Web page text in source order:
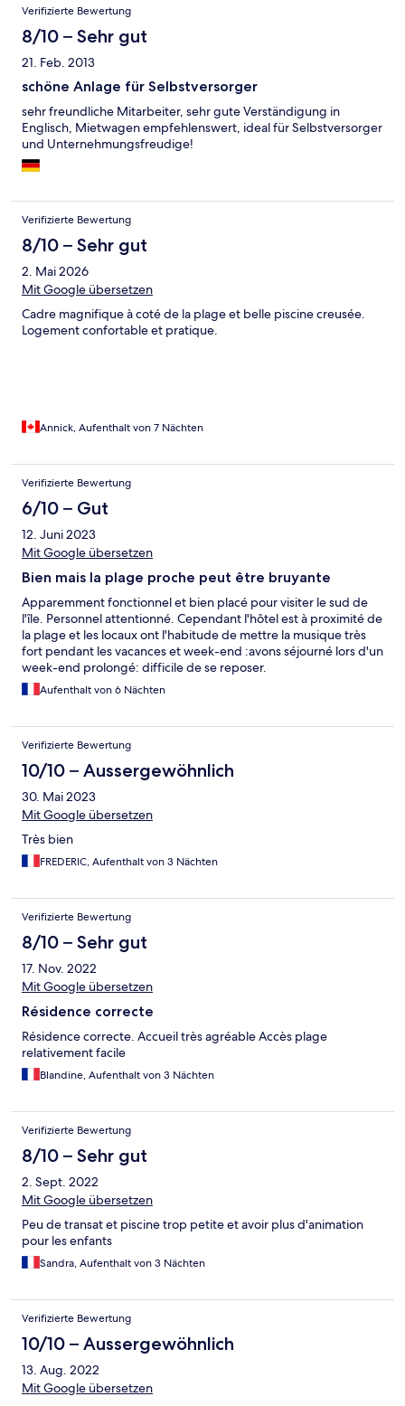
Verifizierte Bewertung
8/10 – Sehr gut
21. Feb. 2013
schöne Anlage für Selbstversorger
sehr freundliche Mitarbeiter, sehr gute Verständigung in
Englisch, Mietwagen empfehlenswert, ideal für Selbstversorger
und Unternehmungsfreudige!
Verifizierte Bewertung
8/10 – Sehr gut
2. Mai 2026
Mit Google übersetzen
Cadre magnifique à coté de la plage et belle piscine creusée.
Logement confortable et pratique.
Annick, Aufenthalt von 7 Nächten
Verifizierte Bewertung
6/10 – Gut
12. Juni 2023
Mit Google übersetzen
Bien mais la plage proche peut être bruyante
Apparemment fonctionnel et bien placé pour visiter le sud de
l'île. Personnel attentionné. Cependant l'hôtel est à proximité de
la plage et les locaux ont l'habitude de mettre la musique très
fort pendant les vacances et week-end :avons séjourné lors d'un
week-end prolongé: difficile de se reposer.
Aufenthalt von 6 Nächten
Verifizierte Bewertung
10/10 – Aussergewöhnlich
30. Mai 2023
Mit Google übersetzen
Très bien
FREDERIC, Aufenthalt von 3 Nächten
Verifizierte Bewertung
8/10 – Sehr gut
17. Nov. 2022
Mit Google übersetzen
Résidence correcte
Résidence correcte. Accueil très agréable Accès plage
relativement facile
Blandine, Aufenthalt von 3 Nächten
Verifizierte Bewertung
8/10 – Sehr gut
2. Sept. 2022
Mit Google übersetzen
Peu de transat et piscine trop petite et avoir plus d'animation
pour les enfants
Sandra, Aufenthalt von 3 Nächten
Verifizierte Bewertung
10/10 – Aussergewöhnlich
13. Aug. 2022
Mit Google übersetzen